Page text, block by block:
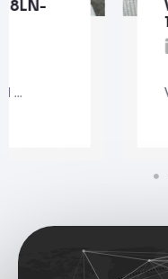
VS 廠勞力士
126610LV
2026 年 3 月 20
VS 廠勞力士 頂級